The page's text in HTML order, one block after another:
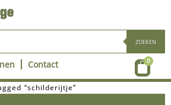
ZOEKEN
Contact 0
“schilderijtje”